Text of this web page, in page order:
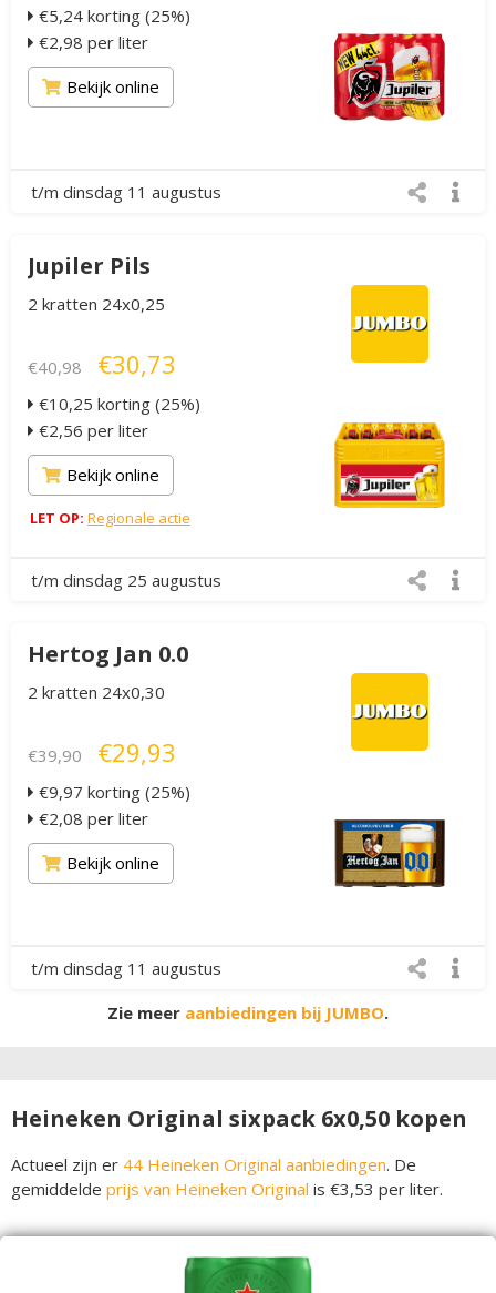
€5,24 korting (25%)
€2,98 per liter
Bekijk online
t/m dinsdag 11 augustus
Jupiler Pils
2 kratten 24x0,25
€40,98 €30,73
€10,25 korting (25%)
€2,56 per liter
Bekijk online
t/m dinsdag 25 augustus
LET OP: Regionale actie
Hertog Jan 0.0
2 kratten 24x0,30
€39,90 €29,93
€9,97 korting (25%)
€2,08 per liter
Bekijk online
t/m dinsdag 11 augustus
Zie meer aanbiedingen bij JUMBO.
Heineken Original sixpack 6x0,50 kopen
Actueel zijn er 44 Heineken Original aanbiedingen. De
gemiddelde prijs van Heineken Original is €3,53 per liter.